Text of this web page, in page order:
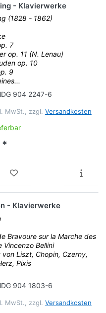
- Klavierwerke
(1828 - 1862)
7
op. 11 (N. Lenau)
op. 10
9
904 2247-6
MwSt., zzgl. Versandkosten
*
- Klavierwerke
Bravoure sur la Marche des
Vincenzo Bellini
Liszt, Chopin, Czerny,
Pixis
904 1803-6
MwSt., zzgl. Versandkosten